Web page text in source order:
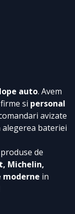
auto. Avem
si personal
avizate
alegerea bateriei
de
Michelin,
moderne in